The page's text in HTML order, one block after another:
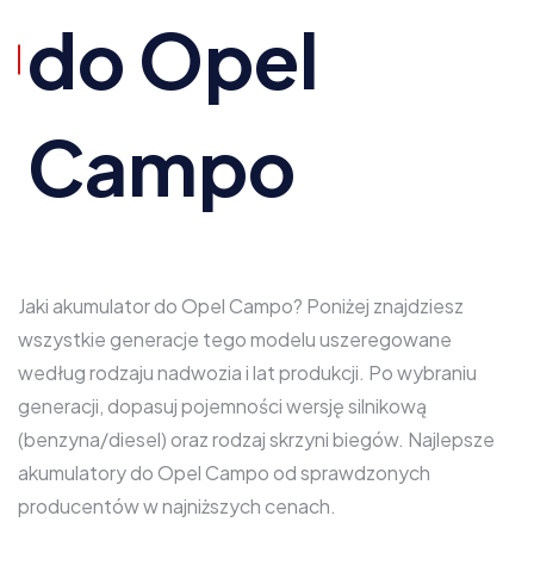
do Opel
Campo
Jaki akumulator do Opel Campo? Poniżej znajdziesz
wszystkie generacje tego modelu uszeregowane
według rodzaju nadwozia i lat produkcji. Po wybraniu
generacji, dopasuj pojemności wersję silnikową
(benzyna/diesel) oraz rodzaj skrzyni biegów. Najlepsze
akumulatory do Opel Campo od sprawdzonych
producentów w najniższych cenach.